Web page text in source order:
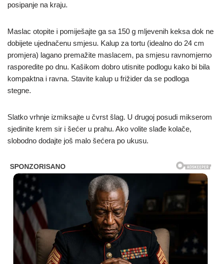
posipanje na kraju.
Maslac otopite i pomiješajte ga sa 150 g mljevenih keksa dok ne
dobijete ujednačenu smjesu. Kalup za tortu (idealno do 24 cm
promjera) lagano premažite maslacem, pa smjesu ravnomjerno
rasporedite po dnu. Kašikom dobro utisnite podlogu kako bi bila
kompaktna i ravna. Stavite kalup u frižider da se podloga
stegne.
Slatko vrhnje izmiksajte u čvrst šlag. U drugoj posudi mikserom
sjedinite krem sir i šećer u prahu. Ako volite slađe kolače,
slobodno dodajte još malo šećera po ukusu.